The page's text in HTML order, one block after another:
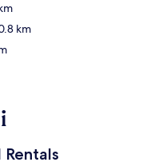
km
Rentals